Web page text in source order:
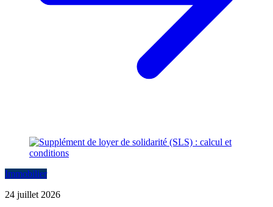
Immobilier
24 juillet 2026